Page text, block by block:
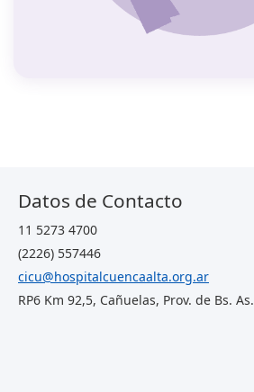
Datos de Contacto
11 5273 4700
(2226) 557446
cicu@hospitalcuencaalta.org.ar
RP6 Km 92,5, Cañuelas, Prov. de Bs. As.